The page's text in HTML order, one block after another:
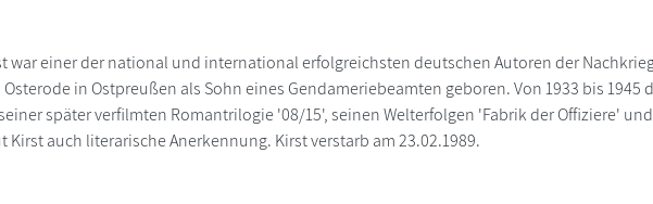
war einer der national und international erfolgreichsten deutschen Autoren der
Osterode in Ostpreußen als Sohn eines Gendameriebeamten geboren. Von 1933 bis 1945
später verfilmten Romantrilogie '08/15', seinen Welterfolgen 'Fabrik der Offiziere'
Kirst auch literarische Anerkennung. Kirst verstarb am 23.02.1989.